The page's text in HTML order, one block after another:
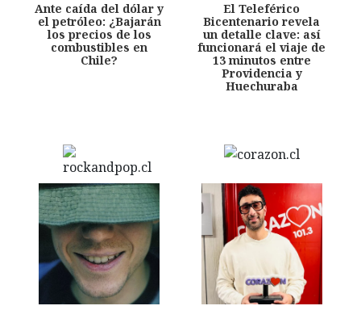
Ante caída del dólar y
el petróleo: ¿Bajarán
los precios de los
combustibles en
Chile?
El Teleférico
Bicentenario revela
un detalle clave: así
funcionará el viaje de
13 minutos entre
Providencia y
Huechuraba